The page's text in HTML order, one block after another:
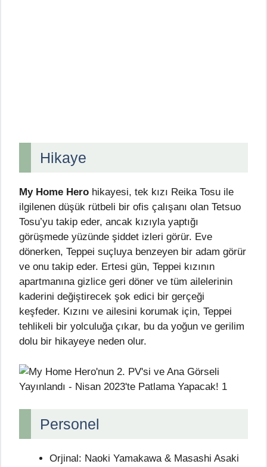
Hikaye
My Home Hero hikayesi, tek kızı Reika Tosu ile
ilgilenen düşük rütbeli bir ofis çalışanı olan Tetsuo
Tosu’yu takip eder, ancak kızıyla yaptığı
görüşmede yüzünde şiddet izleri görür. Eve
dönerken, Teppei suçluya benzeyen bir adam görür
ve onu takip eder. Ertesi gün, Teppei kızının
apartmanına gizlice geri döner ve tüm ailelerinin
kaderini değiştirecek şok edici bir gerçeği
keşfeder. Kızını ve ailesini korumak için, Teppei
tehlikeli bir yolculuğa çıkar, bu da yoğun ve gerilim
dolu bir hikayeye neden olur.
Personel
Orjinal: Naoki Yamakawa & Masashi Asaki